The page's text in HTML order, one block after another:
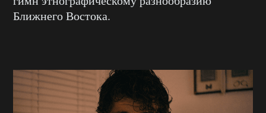
Ближнего Востока.